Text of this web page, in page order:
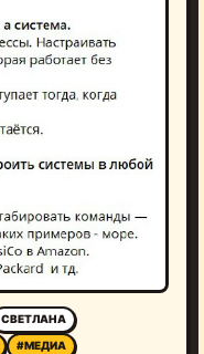
СВЕТЛАНА
#МЕДИА